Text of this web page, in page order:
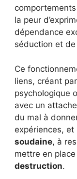
la peur
dépendance
séduction et
Ce
liens, créant
psychologique
avec un
du mal à
expériences,
soudaine, à
mettre en
destruction.